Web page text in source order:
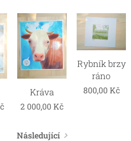
Kráva
2 000,00Kč
Rybník brzy
ráno
800,00Kč
Následující